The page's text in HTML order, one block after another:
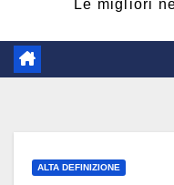
Le migliori
ALTA DEFINIZIONE